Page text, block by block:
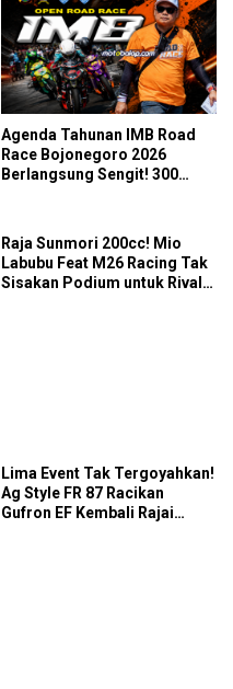
Agenda Tahunan IMB Road
Race Bojonegoro 2026
Berlangsung Sengit! 300
Raja Sunmori 200cc! Mio
Labubu Feat M26 Racing Tak
Sisakan Podium untuk Rival
Lima Event Tak Tergoyahkan!
Ag Style FR 87 Racikan
Gufron EF Kembali Rajai